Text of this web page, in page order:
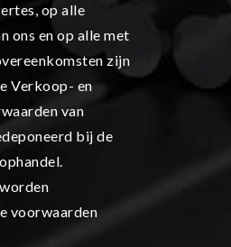
op alle
ons en op alle met
zijn
Verkoop- en
van
bij de
voorwaarden